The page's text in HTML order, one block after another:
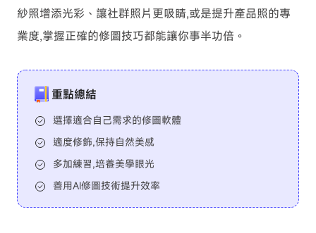
紗照增添光彩、讓社群照片更吸睛,或是提升產品照的專
業度,掌握正確的修圖技巧都能讓你事半功倍。
重點總結
選擇適合自己需求的修圖軟體
適度修飾,保持自然美感
多加練習,培養美學眼光
善用AI修圖技術提升效率